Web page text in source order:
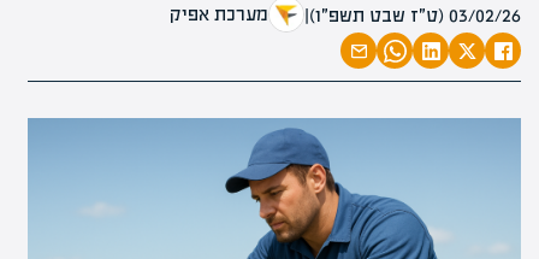
03/02/26 (ט״ז שבט תשפ״ו) | מערכת אפיק